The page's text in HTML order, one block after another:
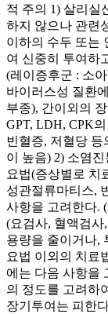
적 주의 1) 살리실
하지 않으나 관련
이하의 수두 또는
여 신중히 투여하
(레이증후군 : 소
바이러스성 질환
부종), 간이외의
GPT, LDH, CPK
빈혈증, 저혈당
이 높음) 2) 소염
요법(증상별로 치
성관절류마티스,
사항을 고려한다.
(요검사, 혈액검
용량을 줄이거나,
요법 이외의 치료
에는 다음 사항을
의 정도를 고려하
장기투여는 피한